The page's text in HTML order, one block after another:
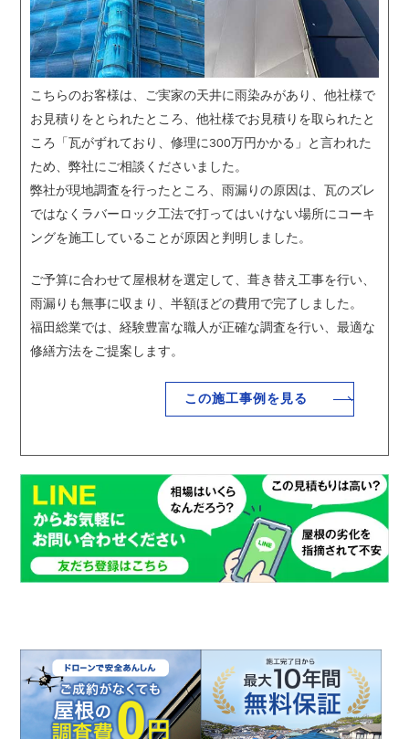
こちらのお客様は、ご実家の天井に雨染みがあり、他社様で
お見積りをとられたところ、他社様でお見積りを取られたと
ころ「瓦がずれており、修理に300万円かかる」と言われた
ため、弊社にご相談くださいました。
弊社が現地調査を行ったところ、雨漏りの原因は、瓦のズレ
ではなくラバーロック工法で打ってはいけない場所にコーキ
ングを施工していることが原因と判明しました。
ご予算に合わせて屋根材を選定して、葺き替え工事を行い、
雨漏りも無事に収まり、半額ほどの費用で完了しました。
福田総業では、経験豊富な職人が正確な調査を行い、最適な
修繕方法をご提案します。
この施工事例を見る